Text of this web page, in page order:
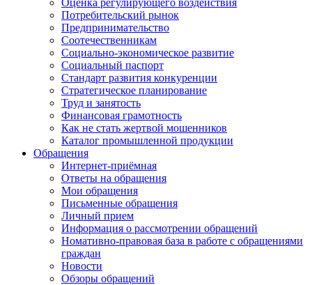
Оценка регулирующего воздействия
Потребительский рынок
Предпринимательство
Соотечественникам
Социально-экономическое развитие
Социальный паспорт
Стандарт развития конкуренции
Стратегическое планирование
Труд и занятость
Финансовая грамотность
Как не стать жертвой мошенников
Каталог промышленной продукции
Обращения
Интернет-приёмная
Ответы на обращения
Мои обращения
Письменные обращения
Личный прием
Информация о рассмотрении обращений
Номативно-правовая база в работе с обращениями
граждан
Новости
Обзоры обращений